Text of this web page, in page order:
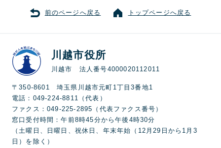
前のページへ戻る トップページへ戻る
川越市役所
川越市 法人番号4000020112011
〒350-8601 埼玉県川越市元町1丁目3番地1
電話：049-224-8811（代表）
ファクス：049-225-2895（代表ファクス番号）
窓口受付時間：午前8時45分から午後4時30分
（土曜日、日曜日、祝休日、年末年始（12月29日から1月3
日）を除く）